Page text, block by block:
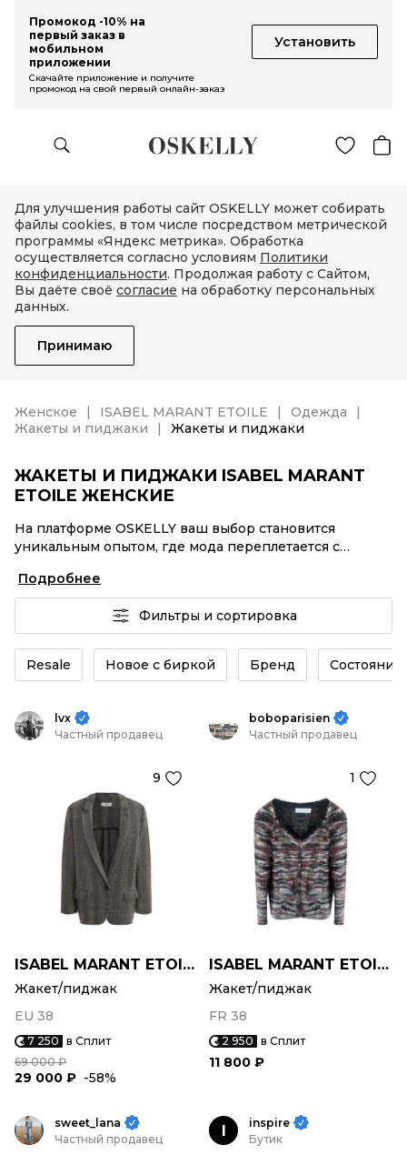
Промокод -10% на
первый заказ в
мобильном
приложении
Установить
Скачайте приложение и получите
промокод на свой первый онлайн-заказ
Для улучшения работы сайт OSKELLY может собирать
файлы cookies, в том числе посредством метрической
программы «Яндекс метрика». Обработка
осуществляется согласно условиям Политики
конфиденциальности. Продолжая работу с Сайтом,
Вы даёте своё согласие на обработку персональных
данных.
Принимаю
Женское ISABEL MARANT ETOILE
Одежда
Жакеты и пиджаки
Жакеты и пиджаки
ЖАКЕТЫ И ПИДЖАКИ ISABEL MARANT
ETOILE ЖЕНСКИЕ
На платформе OSKELLY ваш выбор становится
уникальным опытом, где мода переплетается с
аутентификация каждого заказа – Жакеты и пиджаки
ISABEL MARANT ETOILE женские от селлеров
OSKELLY с быстрой доставкой по России. Ваш стиль
не ждет, и мы тоже! Винтажные изделия или Жакеты
и пиджаки ISABEL MARANT ETOILE женские из
новых коллекций – заказывайте на сайте или в
инструментов.
Подробнее
Фильтры и сортировка
Resale Новое с биркой Бренд Состояние
lvx
Частный продавец
9
ISABEL MARANT ETOILE
Жакет/пиджак
EU 38
7 250 в Сплит
69 000 ₽
29 000 ₽ -58%
boboparisien
Частный продавец
1
ISABEL MARANT ETOILE
Жакет/пиджак
FR 38
2 950 в Сплит
11 800 ₽
sweet_lana
Частный продавец
I
inspire
Бутик